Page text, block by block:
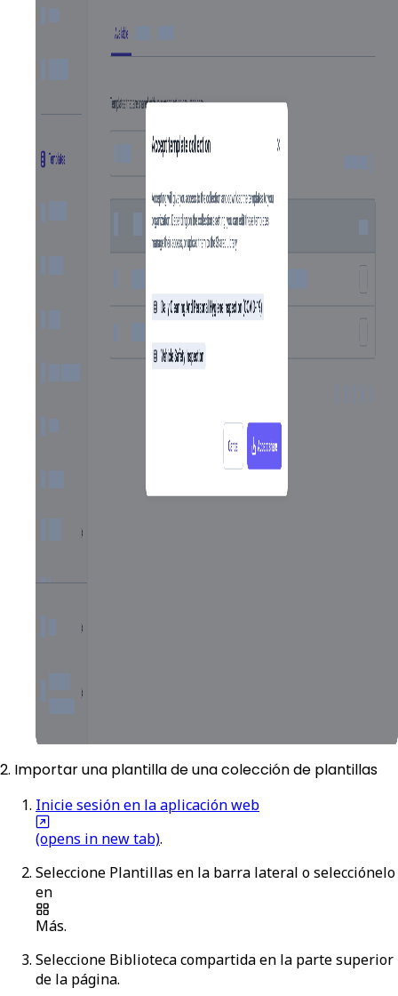
2. Importar una plantilla de una colección de plantillas
Inicie sesión en la aplicación web
(opens in new tab).
Seleccione Plantillas en la barra lateral o selecciónelo
en
Más.
Seleccione Biblioteca compartidaen la parte superior
de la página.